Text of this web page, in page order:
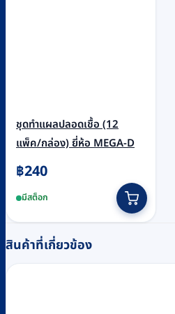
ชุดทำแผลปลอดเชื้อ (12
แพ็ค/กล่อง) ยี่ห้อ MEGA-D
฿240
มีสต็อก
สินค้าที่เกี่ยวข้อง